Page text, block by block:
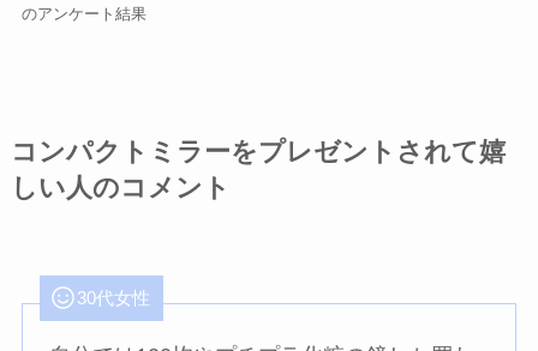
のアンケート結果
コンパクトミラーをプレゼントされて嬉
しい人のコメント
30代女性